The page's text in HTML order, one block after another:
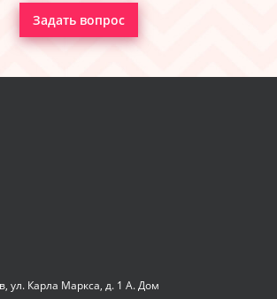
Задать вопрос
ул. Карла Маркса, д. 1 А. Дом